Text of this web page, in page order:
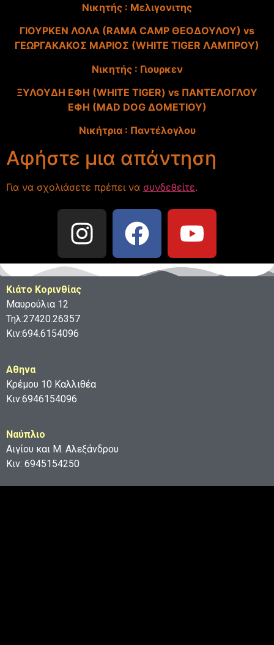
Νικητής : Μελιγονιτης
ΓΙΟΥΡΚΕΝ ΛΟΛΑ (RAMA CAMP ΘΕΟΔΟΥΛΟΥ) vs
ΓΕΩΡΓΑΚΑΚΟΣ ΜΑΡΙΟΣ (WHITE TIGER ΛΑΜΠΡΟΥ)
Νικητής : Γιουρκεν
ΞΥΛΟΥΔΗ ΕΦΗ (WHITE TIGER) vs ΠΑΝΤΕΛΟΓΛΟΥ
ΕΦΗ (MAD DOG ΔΟΜΕΤΙΟΥ)
Nικήτρια : Παντέλογλου
Αφήστε μια απάντηση
Για να σχολιάσετε πρέπει να συνδεθείτε.
Κιάτο Κορινθίας
Μαυρούλια 12
Τηλ:27420.26357
Κιν:694.6154096
Aθηνα
Κρέμου 10 Καλλιθέα
Κιν:6946154096
Ναύπλιο
Αιγίου και Μ. Αλεξάνδρου
Κιν: 6945154250